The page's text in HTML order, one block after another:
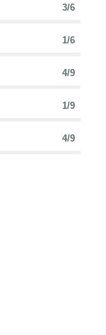
3/6
1/6
4/9
1/9
4/9